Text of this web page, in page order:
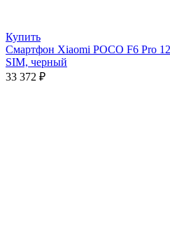
Купить
Смартфон Xiaomi POCO F6 Pro
SIM, черный
33 372 ₽